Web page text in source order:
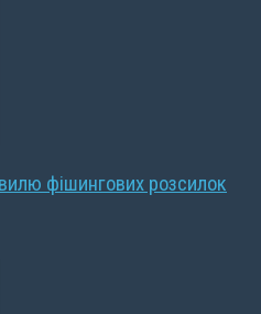
фішингових розсилок